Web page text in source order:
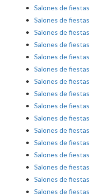
Salones de fiestas
Salones de
Salones de
Salones de
Salones de
Salones de
Salones de
Salones de fiestas
Salones de
Salones de fiestas
Salones de
Salones de
Salones de
Salones de
Salones de
Salones de fiestas